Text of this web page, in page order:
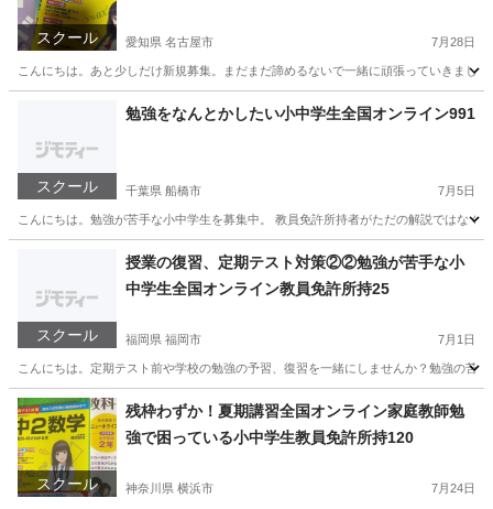
スクール 愛知県 名古屋市 7月28日
こんにちは。あと少しだけ新規募集。まだまだ諦めるないで一緒に頑張っていきま
家庭教師 理科
スクール
勉強をなんとかしたい小中学生全国オンライン991
千葉県 船橋市 7月5日
こんにちは。勉強が苦手な小中学生を募集中。 教員免許所持者がただの解説ではな
家庭教師 オンライン
スクール
授業の復習、定期テスト対策②②勉強が苦手な小
中学生全国オンライン教員免許所持25
福岡県 福岡市 7月1日
こんにちは。定期テスト前や学校の勉強の予習、復習を一緒にしませんか？勉強の
福岡 福岡市 家庭教師 小学生
スクール
残枠わずか！夏期講習全国オンライン家庭教師勉
強で困っている小中学生教員免許所持120
神奈川県 横浜市 7月24日